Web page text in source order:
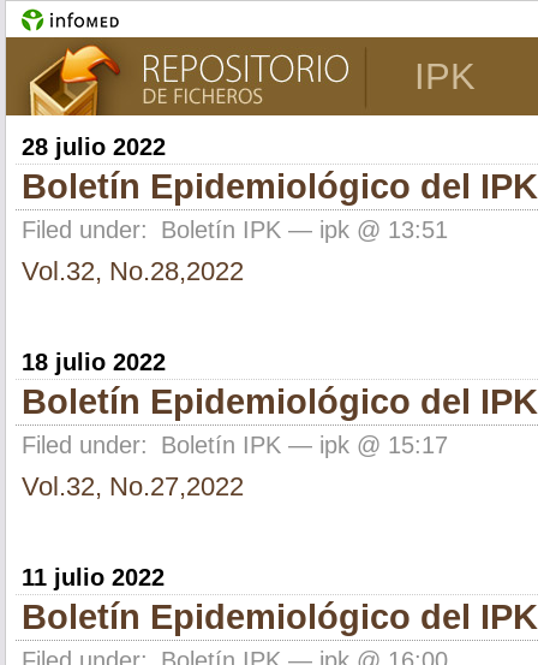
IPK
28 julio 2022
Boletín Epidemiológico del
Filed under: Boletín IPK — ipk @ 13:51
Vol.32, No.28,2022
18 julio 2022
Boletín Epidemiológico del
Filed under: Boletín IPK — ipk @ 15:17
Vol.32, No.27,2022
11 julio 2022
Boletín Epidemiológico del